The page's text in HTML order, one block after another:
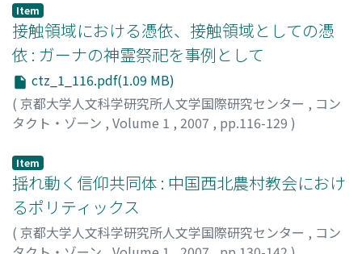
Item
接触領域における憑依、接触領域としての憑
依 : ガーナの神霊祭祀を事例として
ctz_1_116.pdf(1.09 MB)
( 京都大学人文科学研究所人文学国際研究センター , コン
タクト・ゾーン , Volume 1 , 2007 , pp.116-129 )
Item
揺れ動く信仰共同体 : 中国西北農村教会におけ
るポリティックス
( 京都大学人文科学研究所人文学国際研究センター , コン